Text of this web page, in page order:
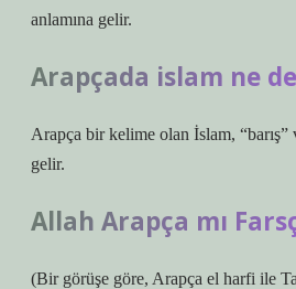
anlamına gelir.
Arapçada islam ne
Arapça bir kelime olan İslam, “barış”
gelir.
Allah Arapça mı
(Bir görüşe göre, Arapça el harfi ile